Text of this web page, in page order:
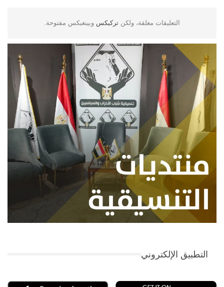
التعليقات مغلقة، ولكن تركبكس وبينغبكس مفتوحة.
التطبيق الإلكتروني